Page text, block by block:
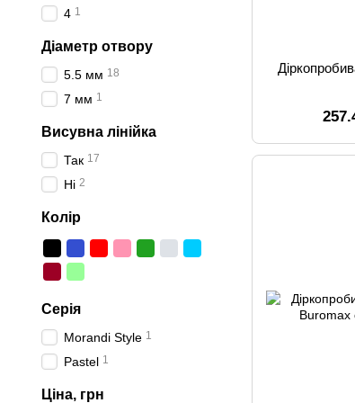
4 1
Діаметр отвору
5.5 мм 18
7 мм 1
Висувна лінійка
Так 17
Ні 2
Колір
Серія
Morandi Style 1
Pastel 1
Ціна, грн